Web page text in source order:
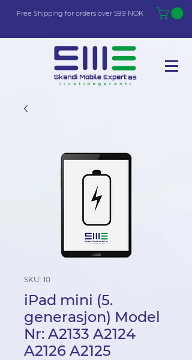
Free Shipping for orders over 599 NOK
SKU: 10
iPad mini (5.
generasjon) Model
Nr: A2133 A2124
A2126 A2125